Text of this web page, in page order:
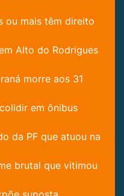
ou mais têm direito
Alto do Rodrigues
morre aos 31
em ônibus
da PF que atuou na
brutal que vitimou